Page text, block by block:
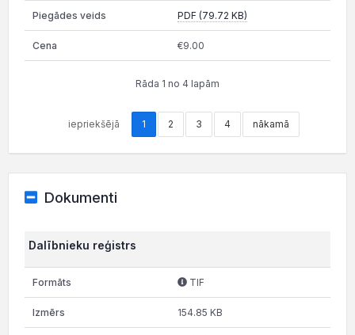
PDF (79.72 KB)
€9.00
Rāda 1 no 4 lapām
iepriekšējā 1 2 3 4 nākamā
Dokumenti
Dalībnieku reģistrs
TIF
154.85 KB